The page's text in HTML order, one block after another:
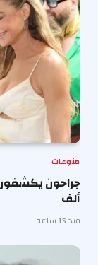
منوعات
ألف
منذ 15 ساعة